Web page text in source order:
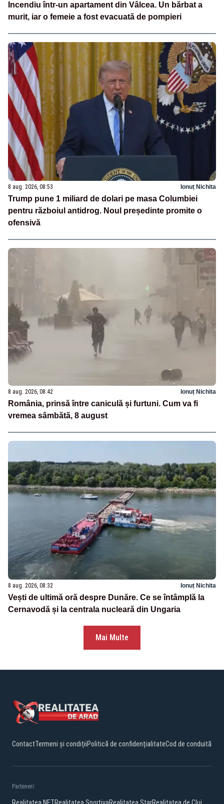
Incendiu într-un apartament din Vâlcea. Un bărbat a
murit, iar o femeie a fost evacuată de pompieri
8 aug. 2026, 08:53 Ionuț Nichita
Trump pune 1 miliard de dolari pe masa Columbiei
pentru războiul antidrog. Noul președinte promite o
ofensivă
8 aug. 2026, 08:42 Ionuț Nichita
România, prinsă între caniculă și furtuni. Cum va fi
vremea sâmbătă, 8 august
8 aug. 2026, 08:32 Ionuț Nichita
Vești de ultimă oră despre Dunăre. Ce se întâmplă la
Cernavodă și la centrala nucleară din Ungaria
Mai Multe
ContactTermeni și condițiiPolitică de confidențialitateCod de conduită
Parteneri:
Realitatea.NETRealitatea SportivaRealitatea StarRealitatea de Cluj